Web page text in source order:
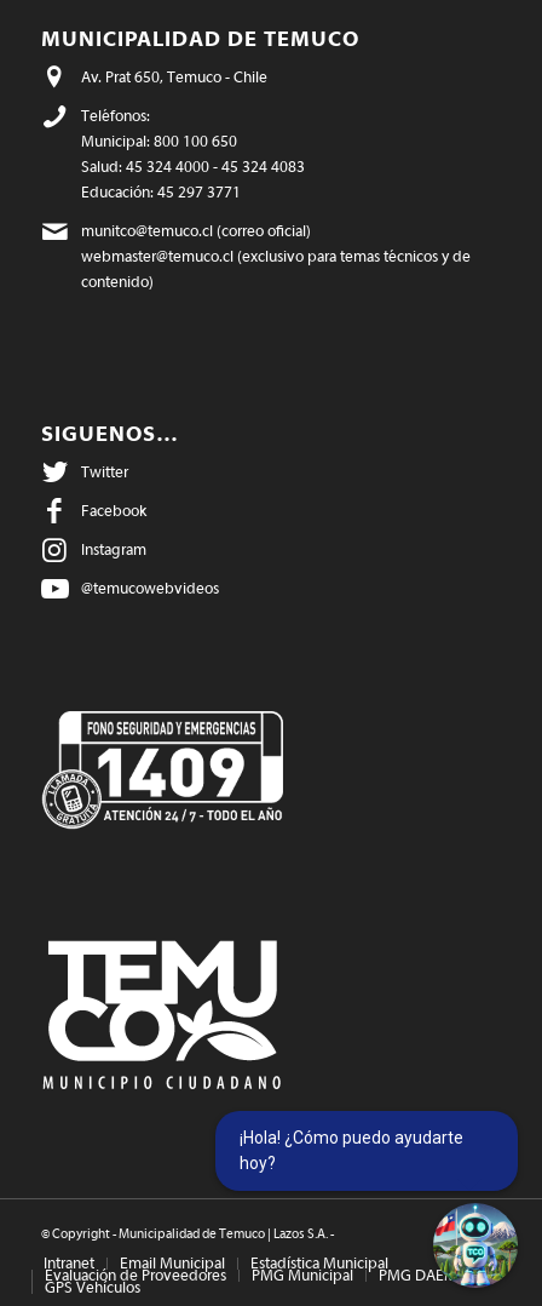
MUNICIPALIDAD DE TEMUCO
Av. Prat 650, Temuco - Chile
Teléfonos:
Municipal: 800 100 650
Salud: 45 324 4000 - 45 324 4083
Educación: 45 297 3771
munitco@temuco.cl(correo oficial)
webmaster@temuco.cl(exclusivo para temas técnicos y de
contenido)
SIGUENOS…
Twitter
Facebook
Instagram
@temucowebvideos
© Copyright - Municipalidad de Temuco | Lazos S.A. -
Intranet Email Municipal Estadística Municipal
Evaluación de Proveedores PMG Municipal PMG DAEM
GPS Vehículos
¡Hola! ¿Cómo puedo ayudarte
hoy?